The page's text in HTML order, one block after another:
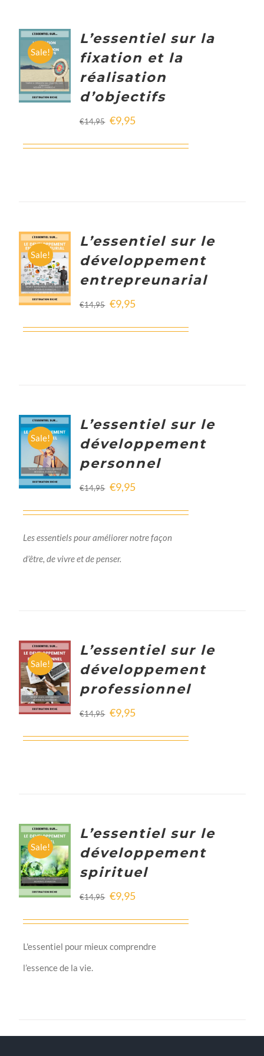
Sale!
ADD TO
CART
DETAILS
L’essentiel sur la
fixation et la
réalisation
d’objectifs
€14,95 €9,95
Sale!
ADD TO
CART
/
DETAILS
L’essentiel sur le
développement
entrepreunarial
€14,95 €9,95
Sale!
ADD TO
CART
/
DETAILS
L’essentiel sur le
développement
personnel
€14,95 €9,95
Les essentiels pour améliorer notre façon
d’être, de vivre et de penser.
Sale!
ADD TO
CART
/
DETAILS
L’essentiel sur le
développement
professionnel
€14,95 €9,95
Sale!
ADD TO
CART
/
DETAILS
L’essentiel sur le
développement
spirituel
€14,95 €9,95
L'essentiel pour mieux comprendre
l’essence de la vie.